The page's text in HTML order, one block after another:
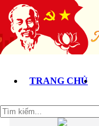
TRANG CHỦ